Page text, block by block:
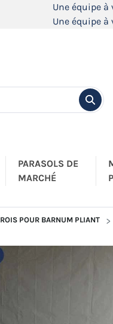
Une équipe
Une équipe
PARASOLS DE
MARCHÉ
POUR BARNUM PLIANT